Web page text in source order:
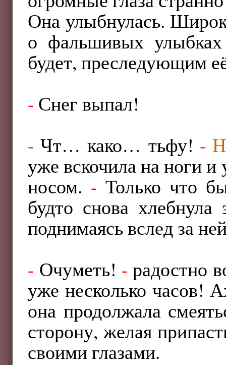
Она улыбнулась.
о фальшивых
будет, преследующим
- Снег выпал!
- Чт… како… тьфу! -
уже вскочила на ноги
носом. - Только что
будто снова хлебнула
поднимаясь вслед за
- Очуметь! - радостно
уже несколько часов!
она продолжала
сторону, желая
своими глазами.